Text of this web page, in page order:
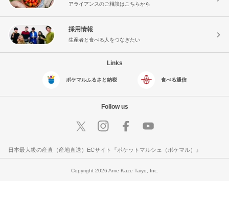
アライアンスのご相談はこちらから
採用情報
生産者と食べる人をつなぎたい
Links
ポケマルふるさと納税 食べる通信
Follow us
日本最大級の産直（産地直送）ECサイト『ポケットマルシェ（ポケマル）』
Copyright 2026 Ame Kaze Taiyo, Inc.